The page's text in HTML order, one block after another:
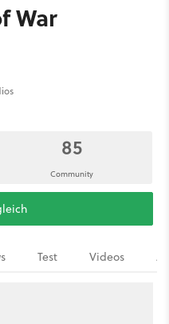
War
85
Community
Test Videos